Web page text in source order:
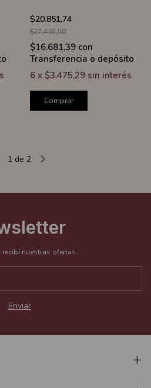
$20.851,74
$27.436,50
$16.681,39 con
Transferencia o depósito
6 x $3.475,29 sin interés
Comprar
1 de 2
recibí nuestras ofertas.